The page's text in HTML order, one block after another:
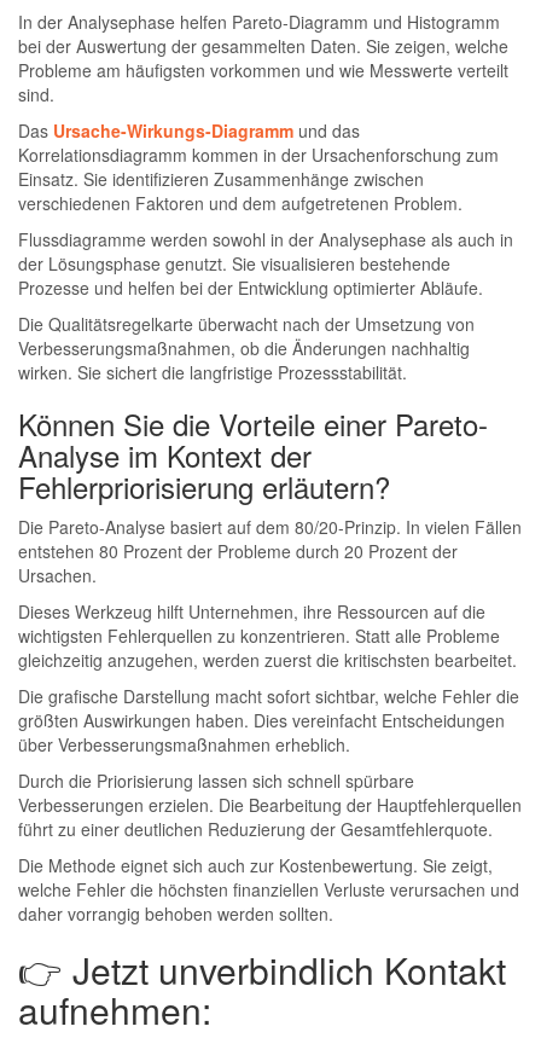
In der Analysephase helfen Pareto-Diagramm und Histogramm
bei der Auswertung der gesammelten Daten. Sie zeigen, welche
Probleme am häufigsten vorkommen und wie Messwerte verteilt
sind.
Das Ursache-Wirkungs-Diagramm und das
Korrelationsdiagramm kommen in der Ursachenforschung zum
Einsatz. Sie identifizieren Zusammenhänge zwischen
verschiedenen Faktoren und dem aufgetretenen Problem.
Flussdiagramme werden sowohl in der Analysephase als auch in
der Lösungsphase genutzt. Sie visualisieren bestehende
Prozesse und helfen bei der Entwicklung optimierter Abläufe.
Die Qualitätsregelkarte überwacht nach der Umsetzung von
Verbesserungsmaßnahmen, ob die Änderungen nachhaltig
wirken. Sie sichert die langfristige Prozessstabilität.
Können Sie die Vorteile einer Pareto-
Analyse im Kontext der
Fehlerpriorisierung erläutern?
Die Pareto-Analyse basiert auf dem 80/20-Prinzip. In vielen Fällen
entstehen 80 Prozent der Probleme durch 20 Prozent der
Ursachen.
Dieses Werkzeug hilft Unternehmen, ihre Ressourcen auf die
wichtigsten Fehlerquellen zu konzentrieren. Statt alle Probleme
gleichzeitig anzugehen, werden zuerst die kritischsten bearbeitet.
Die grafische Darstellung macht sofort sichtbar, welche Fehler die
größten Auswirkungen haben. Dies vereinfacht Entscheidungen
über Verbesserungsmaßnahmen erheblich.
Durch die Priorisierung lassen sich schnell spürbare
Verbesserungen erzielen. Die Bearbeitung der Hauptfehlerquellen
führt zu einer deutlichen Reduzierung der Gesamtfehlerquote.
Die Methode eignet sich auch zur Kostenbewertung. Sie zeigt,
welche Fehler die höchsten finanziellen Verluste verursachen und
daher vorrangig behoben werden sollten.
👉 Jetzt unverbindlich Kontakt
aufnehmen: